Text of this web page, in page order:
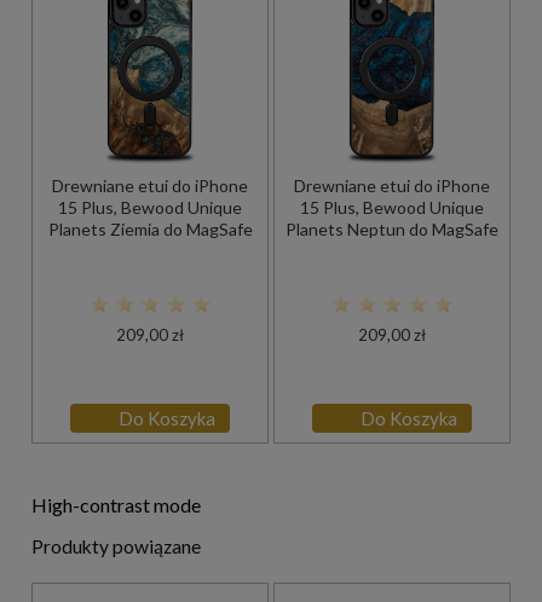
Drewniane etui do iPhone
15 Plus, Bewood Unique
Planets Ziemia do MagSafe
209,00 zł
Do Koszyka
Drewniane etui do iPhone
15 Plus, Bewood Unique
Planets Neptun do MagSafe
209,00 zł
Do Koszyka
High-contrast mode
Produkty powiązane